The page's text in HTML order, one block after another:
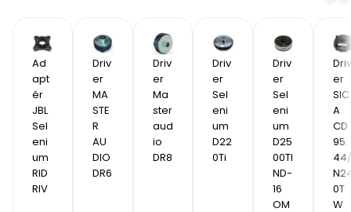
Ad
apt
ér
JBL
Sel
eni
um
RID
RIV
Driv
er
MA
STE
R
AU
DIO
DR6
Driv
er
Ma
ster
aud
io
DR8
Driv
er
Sel
eni
um
D22
0Ti
Driv
er
Sel
eni
um
D25
00TI
ND-
16
OM
Driv
er
SIC
A
CD
95.
44/
0T
W